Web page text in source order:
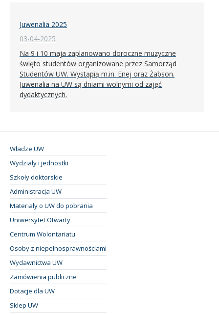
Juwenalia 2025
03-04-2025
Na 9 i 10 maja zaplanowano doroczne muzyczne
święto studentów organizowane przez Samorząd
Studentów UW. Wystąpią m.in. Enej oraz Żabson.
Juwenalia na UW są dniami wolnymi od zajęć
dydaktycznych.
Władze UW
Wydziały i jednostki
Szkoły doktorskie
Administracja UW
Materiały o UW do pobrania
Uniwersytet Otwarty
Centrum Wolontariatu
Osoby z niepełnosprawnościami
Wydawnictwa UW
Zamówienia publiczne
Dotacje dla UW
Sklep UW